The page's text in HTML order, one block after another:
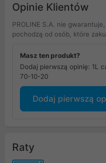
Opinie Klientów
PROLINE S.A. nie
pochodzą od osób, które
Masz ten produkt?
Dodaj pierwszą opinię: 1L
70-10-20
Dodaj pierwszą
Raty